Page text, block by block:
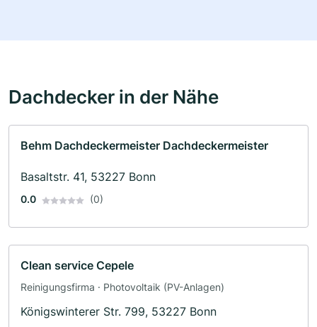
Dachdecker in der Nähe
Behm Dachdeckermeister Dachdeckermeister
Basaltstr. 41, 53227 Bonn
0.0 (0)
Clean service Cepele
Reinigungsfirma · Photovoltaik (PV-Anlagen)
Königswinterer Str. 799, 53227 Bonn